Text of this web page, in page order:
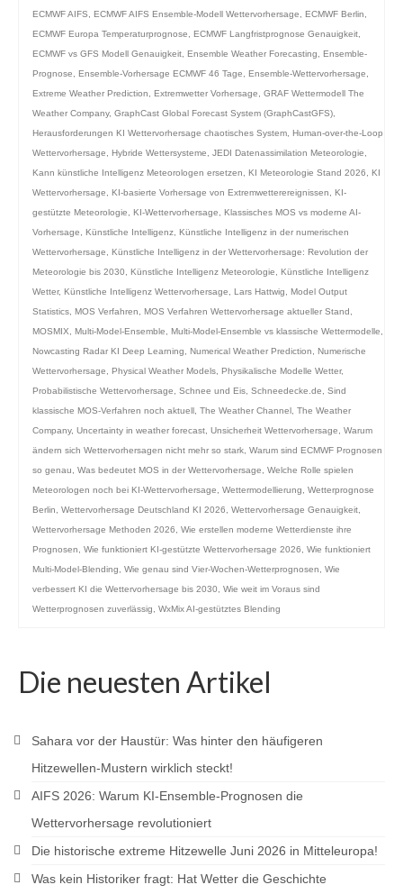
ECMWF AIFS
ECMWF AIFS Ensemble-Modell Wettervorhersage ECMWF Berlin
ECMWF Europa Temperaturprognose
ECMWF Langfristprognose Genauigkeit
ECMWF vs GFS Modell Genauigkeit Ensemble Weather Forecasting
Ensemble-
Prognose
Ensemble-Vorhersage ECMWF 46 Tage Ensemble-Wettervorhersage
Extreme Weather Prediction
Extremwetter Vorhersage
GRAF Wettermodell The
Weather Company, GraphCast Global Forecast System (GraphCastGFS)
Herausforderungen KI Wettervorhersage chaotisches System Human-over-the-Loop
Wettervorhersage
Hybride Wettersysteme JEDI Datenassimilation Meteorologie
Kann künstliche Intelligenz Meteorologen ersetzen
KI Meteorologie Stand 2026
KI
Wettervorhersage
KI-basierte Vorhersage von Extremwetterereignissen
KI-
gestützte Meteorologie
KI-Wettervorhersage
Klassisches MOS vs moderne AI-
Vorhersage
Künstliche Intelligenz Künstliche Intelligenz in der numerischen
Wettervorhersage
Künstliche Intelligenz in der Wettervorhersage: Revolution der
Meteorologie bis 2030
Künstliche Intelligenz Meteorologie
Künstliche Intelligenz
Wetter, Künstliche Intelligenz Wettervorhersage Lars Hattwig
Model Output
Statistics MOS Verfahren MOS Verfahren Wettervorhersage aktueller Stand
MOSMIX
Multi-Model-Ensemble Multi-Model-Ensemble vs klassische Wettermodelle
Nowcasting Radar KI Deep Learning
Numerical Weather Prediction
Numerische
Wettervorhersage
Physical Weather Models Physikalische Modelle Wetter,
Probabilistische Wettervorhersage
Schnee und Eis Schneedecke.de
Sind
klassische MOS-Verfahren noch aktuell The Weather Channel The Weather
Company, Uncertainty in weather forecast Unsicherheit Wettervorhersage
Warum
ändern sich Wettervorhersagen nicht mehr so stark Warum sind ECMWF Prognosen
so genau
Was bedeutet MOS in der Wettervorhersage
Welche Rolle spielen
Meteorologen noch bei KI-Wettervorhersage
Wettermodellierung
Wetterprognose
Berlin
Wettervorhersage Deutschland KI 2026 Wettervorhersage Genauigkeit
Wettervorhersage Methoden 2026
Wie erstellen moderne Wetterdienste ihre
Prognosen
Wie funktioniert KI-gestützte Wettervorhersage 2026
Wie funktioniert
Multi-Model-Blending
Wie genau sind Vier-Wochen-Wetterprognosen
Wie
verbessert KI die Wettervorhersage bis 2030
Wie weit im Voraus sind
Wetterprognosen zuverlässig
WxMix AI-gestütztes Blending
Die neuesten Artikel
Sahara vor der Haustür: Was hinter den häufigeren
Hitzewellen-Mustern wirklich steckt!
AIFS 2026: Warum KI-Ensemble-Prognosen die
Wettervorhersage revolutioniert
Die historische extreme Hitzewelle Juni 2026 in Mitteleuropa!
Was kein Historiker fragt: Hat Wetter die Geschichte